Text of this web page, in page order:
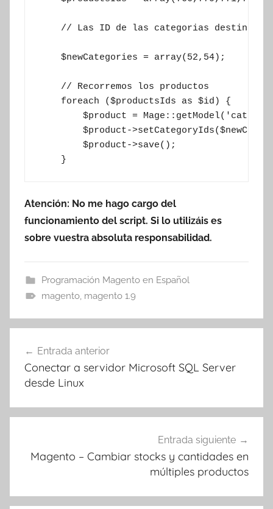
// Las ID de las categorias destino.
    $newCategories = array(52,54);
    // Recorremos los productos
    foreach ($productsIds as $id) {
Atención: No me hago cargo del
funcionamiento del script. Si lo utilizáis es
sobre vuestra absoluta responsabilidad.
Programación Magento en Español
magento, magento 1.9
de
entradas
Entrada anterior
Conectar a servidor Microsoft SQL Server
desde Linux
Entrada siguiente
Magento – Cambiar stocks y cantidades en
múltiples productos